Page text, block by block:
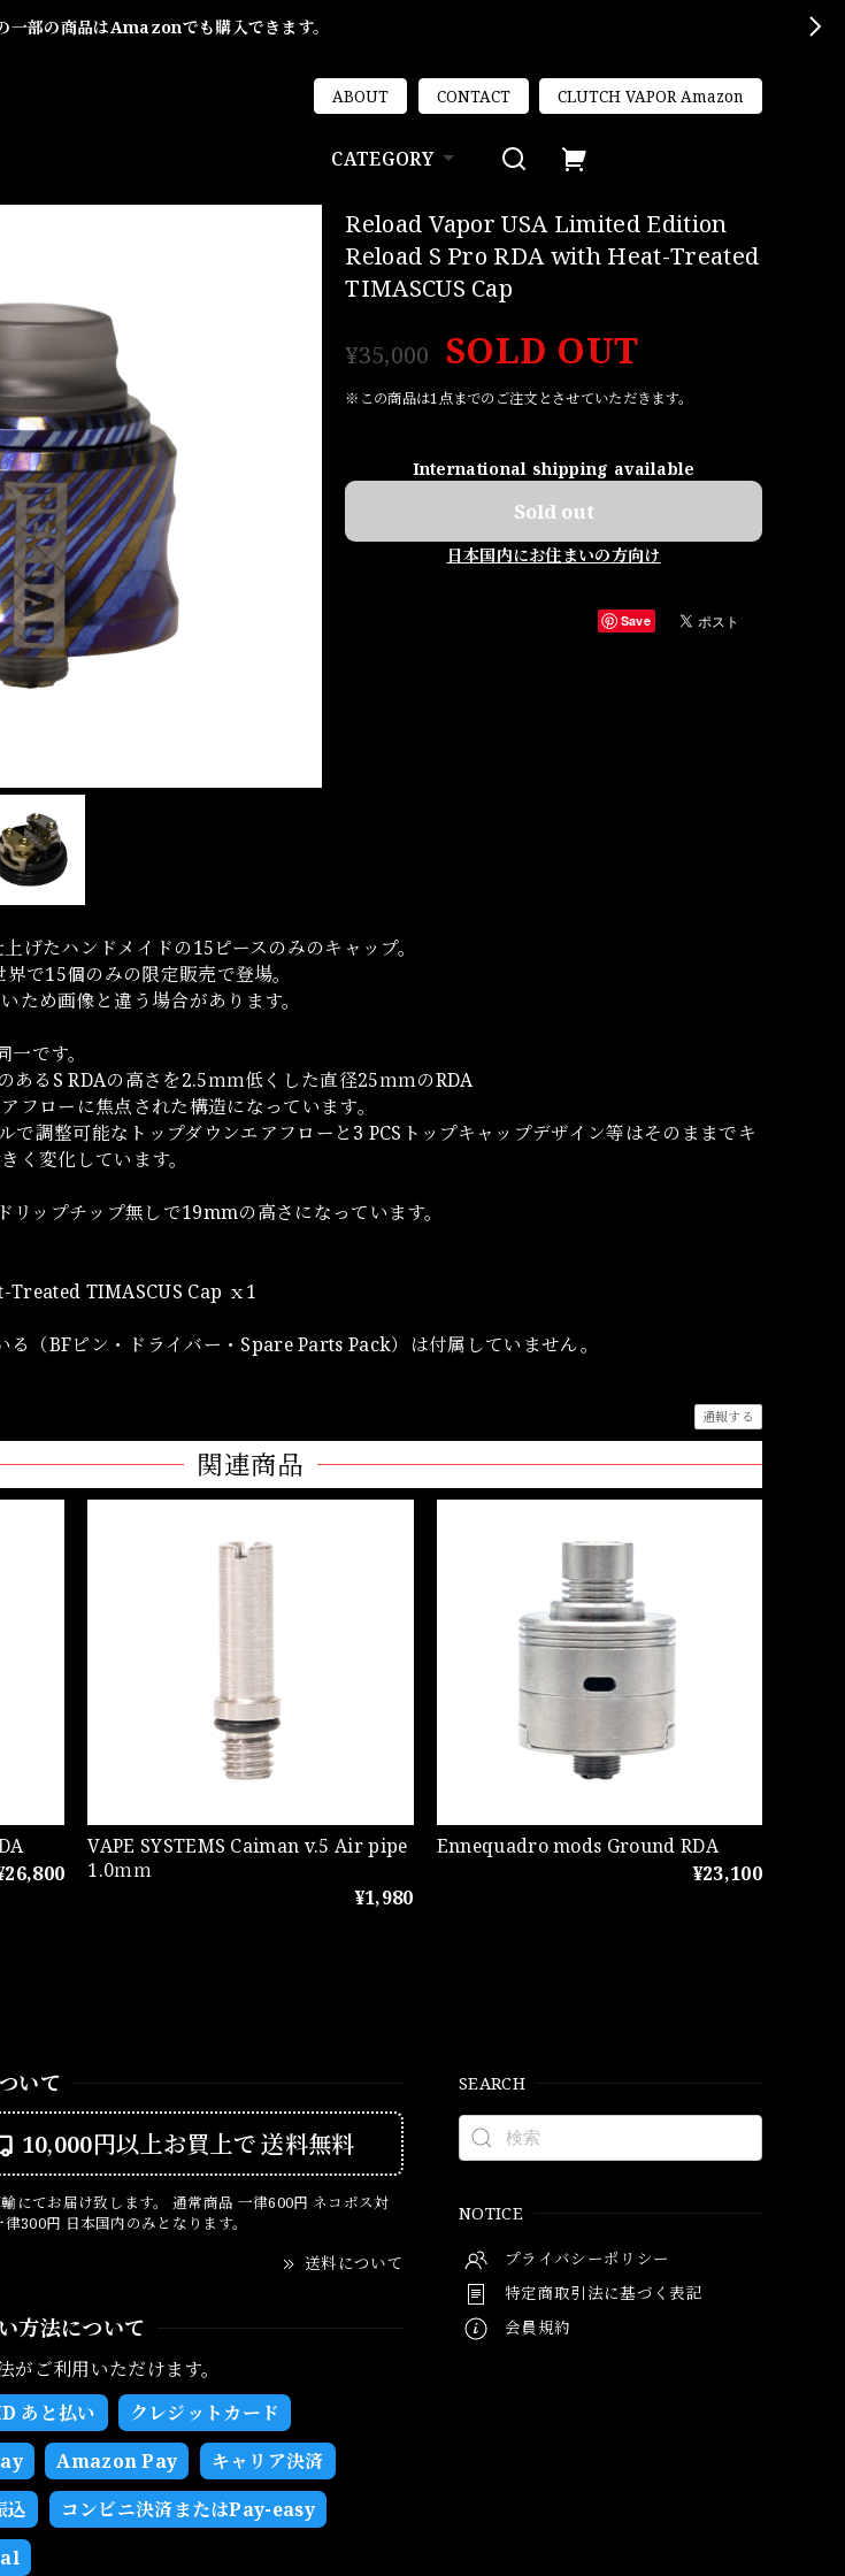
部の商品はAmazonでも購入できます。
ABOUT CONTACT CLUTCH VAPOR Amazon
CATEGORY
Reload Vapor USA Limited Edition
Reload S Pro RDA with Heat-Treated
TIMASCUS Cap
¥35,000 SOLD OUT
※この商品は1点までのご注文とさせていただきます。
International shipping available
Sold out
日本国内にお住まいの方向け
Save
げたハンドメイドの15ピースのみのキャップ。
で15個のみの限定販売で登場。
め画像と違う場合があります。
です。
るS RDAの高さを2.5ｍｍ低くした直径25ｍｍのRDA
フローに焦点された構造になっています。
で調整可能なトップダウンエアフローと3 PCSトップキャップデザイン等はそのままでキ
く変化しています。
リップチップ無しで19mmの高さになっています。
Treated TIMASCUS Cap ｘ1
（BFピン・ドライバー・Spare Parts Pack）は付属していません。
通報する
関連商品
VAPE SYSTEMS Caiman v.5 Air pipe
1.0ｍｍ
¥1,980
Ennequadro mods Ground RDA
¥23,100
いて
10,000円以上お買上で送料無料
にてお届け致します。 通常商品 一律600円 ネコポス対
300円 日本国内のみとなります。
送料について
方法について
がご利用いただけます。
あと払い
クレジットカード
Amazon Pay
キャリア決済
込
コンビニ決済またはPay-easy
SEARCH
NOTICE
プライバシーポリシー
特定商取引法に基づく表記
会員規約